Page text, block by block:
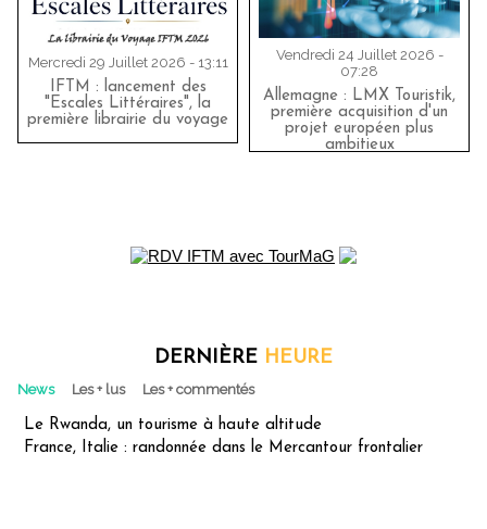
Mercredi 29 Juillet 2026 - 13:11
IFTM : lancement des
"Escales Littéraires", la
première librairie du voyage
Vendredi 24 Juillet 2026 -
07:28
Allemagne : LMX Touristik,
première acquisition d'un
projet européen plus
ambitieux
DERNIÈRE HEURE
News Les + lus Les + commentés
Le Rwanda, un tourisme à haute altitude
France, Italie : randonnée dans le Mercantour frontalier